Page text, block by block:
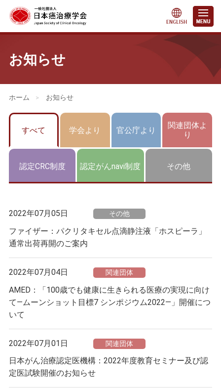
お知らせ
会員・医療関係の皆さまへ
> お知らせ
すべて 学会より 官公庁より
関連団体よ
り
認定CRC制度 認定がんnavi制度 その他
2022年07月05日 その他
ファイザー：パクリタキセル点滴静注液「ホスピーラ」
通常出荷再開のご案内
2022年07月04日 関連団体
AMED：「100歳でも健康に生きられる医療の実現に向け
て―ムーンショット目標7 シンポジウム2022―」開催につ
いて
2022年07月01日 関連団体
日本がん治療認定医機構：2022年度教育セミナー及び認
定医試験開催のお知らせ